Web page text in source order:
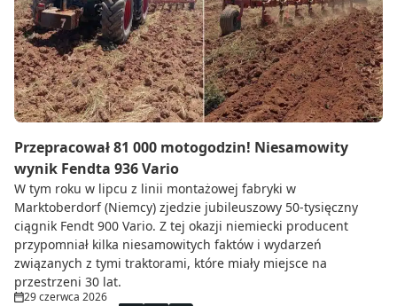
Do zbioru
Rolnictwo precyzyjne
Dealerzy
Ze świata techniki rolniczej
Przepracował 81 000 motogodzin! Niesamowity
wynik Fendta 936 Vario
W tym roku w lipcu z linii montażowej fabryki w
Marktoberdorf (Niemcy) zjedzie jubileuszowy 50-tysięczny
ciągnik Fendt 900 Vario. Z tej okazji niemiecki producent
przypomniał kilka niesamowitych faktów i wydarzeń
związanych z tymi traktorami, które miały miejsce na
przestrzeni 30 lat.
29 czerwca 2026